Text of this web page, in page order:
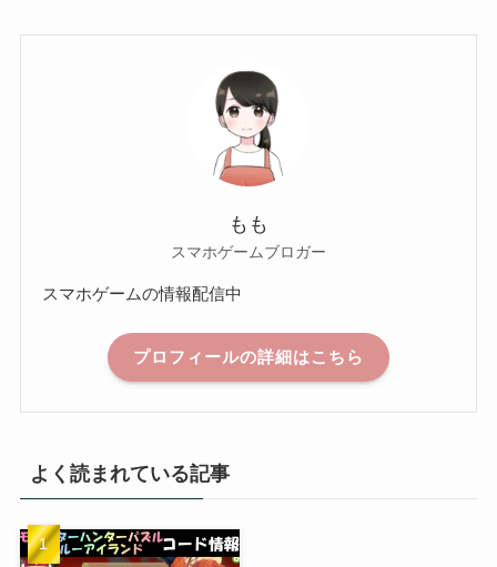
もも
スマホゲームブロガー
スマホゲームの情報配信中
プロフィールの詳細はこちら
よく読まれている記事